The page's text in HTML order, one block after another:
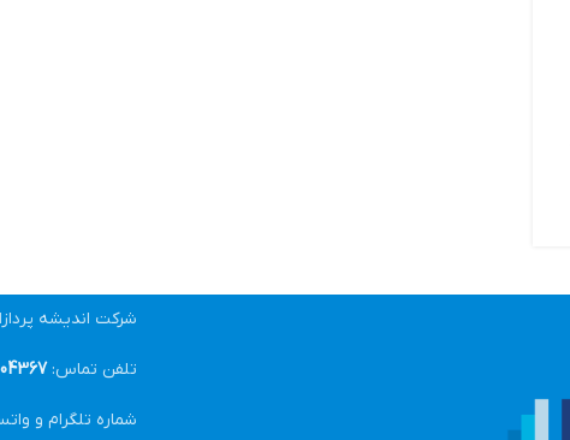
شرکت اندیشه
تلفن تماس:021
شماره تلگرام و